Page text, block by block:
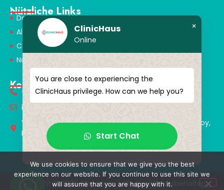
Nützliche Links
Datenschutzerklärung
Allgemeine Geschäftsbedingungen
Cookie-Richtlinie
Nutzungsbedingungen
Kontakt
+90 549 616 07 15
info@clinichaus.com
Vecihi Hürkuş St, Tayakadın Nghbd, No:11/3, Arnavutkoy,
Istanbul, Türkiye
Copyright © 2026 ClinicHaus | Alle Rechte Vorbehalten.
ClinicHaus
Online
×
You are close to experiencing the
ClinicHaus privilege. How can we help you?
Start Chat
We use cookies to ensure that we give you the best
experience on our website. If you continue to use this site we
will assume that you are happy with it.